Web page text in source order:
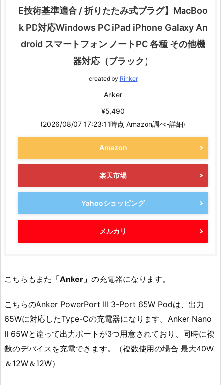
E技術基準適合 / 折りたたみ式プラグ】MacBoo
k PD対応Windows PC iPad iPhone Galaxy An
droid スマートフォン ノートPC 各種 その他機
器対応（ブラック）
created by Rinker
Anker
¥5,490
(2026/08/07 17:23:11時点 Amazon調べ-詳細)
Amazon
楽天市場
Yahooショッピング
メルカリ
こちらもまた 「Anker」 の充電器になります。
こちらのAnker PowerPort III 3-Port 65W Podは、出力
65Wに対応したType-Cの充電器になります。Anker Nano
II 65Wと違って出力ポートが3つ用意されており、同時に複
数のデバイスを充電できます。（複数使用の場合 最大40W
＆12W＆12W）